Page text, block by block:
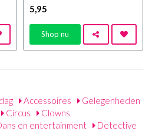
5 ,95
Shop nu
Accessoires
Gelegenheden
Circus
Clowns
en entertainment
Detective